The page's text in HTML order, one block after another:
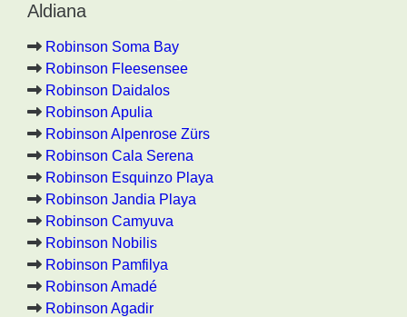
Aldiana
Robinson Soma Bay
Robinson Fleesensee
Robinson Daidalos
Robinson Apulia
Robinson Alpenrose Zürs
Robinson Cala Serena
Robinson Esquinzo Playa
Robinson Jandia Playa
Robinson Camyuva
Robinson Nobilis
Robinson Pamfilya
Robinson Amadé
Robinson Agadir